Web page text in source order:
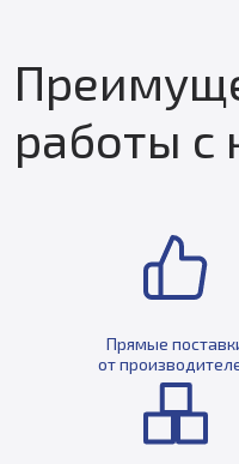
работы с
Прямые
от